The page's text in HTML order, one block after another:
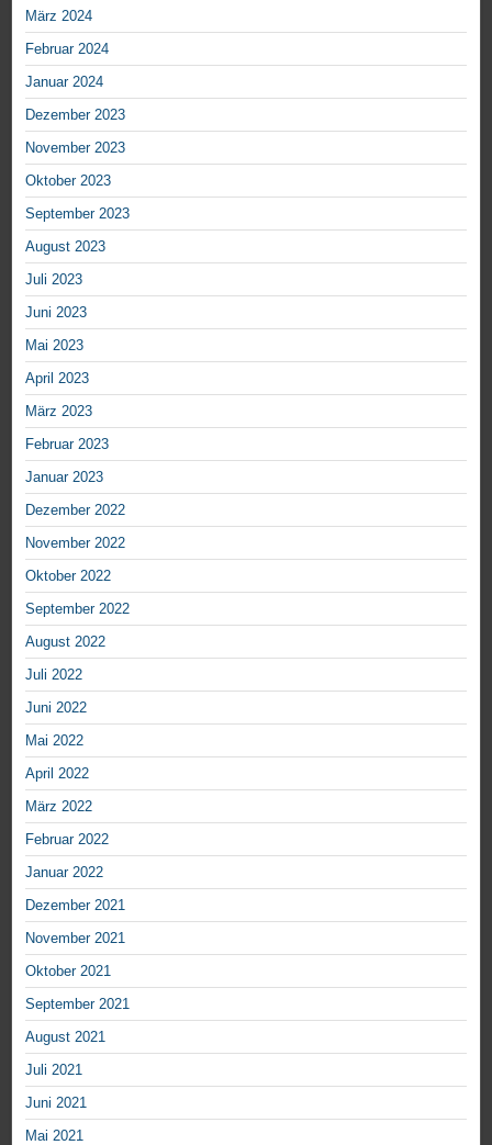
März 2024
Februar 2024
Januar 2024
Dezember 2023
November 2023
Oktober 2023
September 2023
August 2023
Juli 2023
Juni 2023
Mai 2023
April 2023
März 2023
Februar 2023
Januar 2023
Dezember 2022
November 2022
Oktober 2022
September 2022
August 2022
Juli 2022
Juni 2022
Mai 2022
April 2022
März 2022
Februar 2022
Januar 2022
Dezember 2021
November 2021
Oktober 2021
September 2021
August 2021
Juli 2021
Juni 2021
Mai 2021